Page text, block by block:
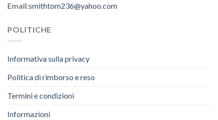
Email:smithtom236@yahoo.com
POLITICHE
Informativa sulla privacy
Politica di rimborso e reso
Termini e condizioni
Informazioni